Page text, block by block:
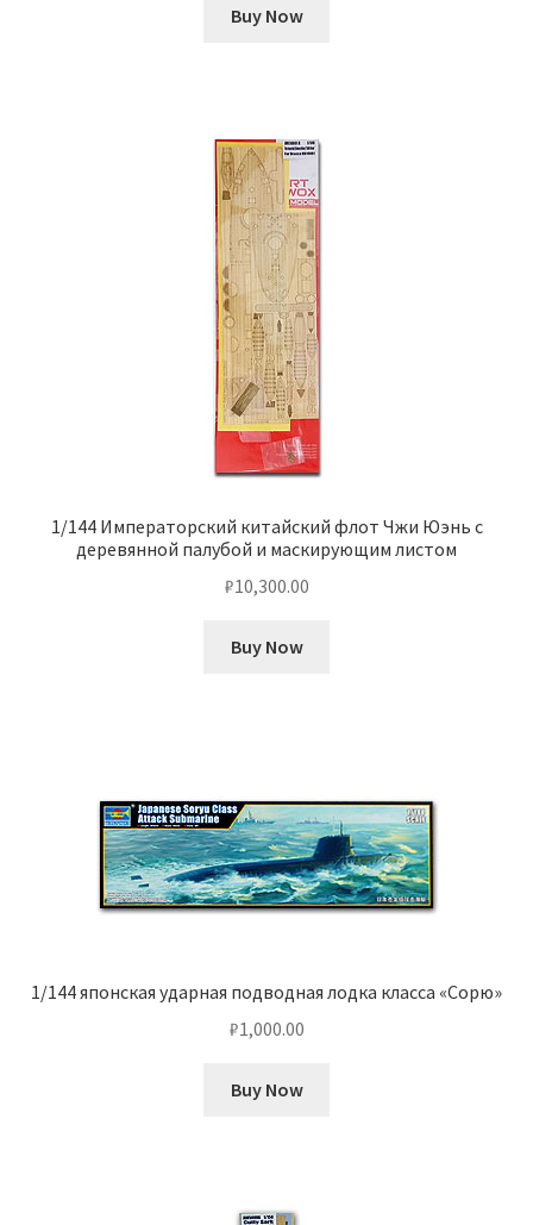
Buy Now
1/144 Императорский китайский флот Чжи Юэнь с
деревянной палубой и маскирующим листом
₽10,300.00
Buy Now
1/144 японская ударная подводная лодка класса «Сорю»
₽1,000.00
Buy Now